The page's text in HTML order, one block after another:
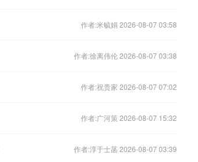
作者:米毓娟 2026-08-07 03:58
作者:徐离伟伦 2026-08-07 03:38
作者:祝贵家 2026-08-07 07:02
作者:广河策 2026-08-07 15:32
作者:淳于士菡 2026-08-07 03:39